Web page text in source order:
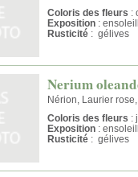
Coloris des fleurs :
Exposition :
Rusticité : gélives
Nerium
Nérion, Laurier
Coloris des fleurs :
Exposition :
Rusticité : gélives